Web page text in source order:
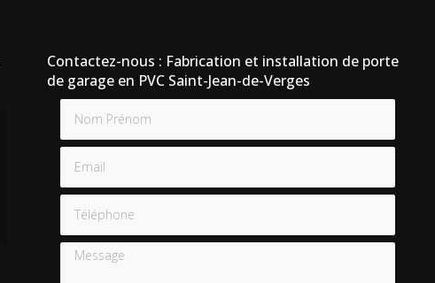
Contactez-nous : Fabrication et installation de porte
de garage en PVC Saint-Jean-de-Verges
Nom Prénom
Email
Téléphone
Message